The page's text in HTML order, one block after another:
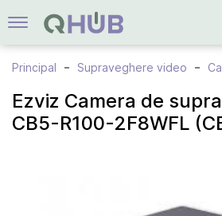
Principal Supraveghere video
Ezviz Camera de
CB5-R100-2F8WFL